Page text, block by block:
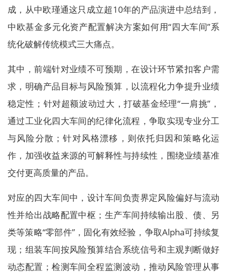
成，从中欧瑾通这只成立超10年的产品演进中总结到，
中欧基金多元化资产配置解决方案如何用“四大车间”系
统化破解传统模式三大痛点。
其中，前端针对业绩不可预期，在设计环节紧扣客户需
求，明确产品目标与风险预算，以流程化力争提升业绩
稳定性；针对超额波动过大，打破基金经理“一肩挑”，
通过工业化四大车间的纪律化流程，争取实现专业分工
与风险分散；针对风格漂移，则依托归因和策略化运
作，加强收益来源的可解释性与持续性，围绕业绩基准
交付更高质量的产品。
对应的四大车间中，设计车间负责界定风险偏好与流动
性并给出战略配置中枢；生产车间持续输出股、债、另
类等策略“零部件”，固化有效经验，争取Alpha可持续复
现；组装车间按风险预算结合系统信号和主观判断做好
动态配置；检测车间全程监测波动，推动风险管理从事